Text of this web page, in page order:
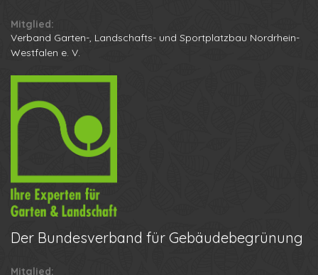
Mitglied:
Verband Garten-, Landschafts- und Sportplatzbau Nordrhein-
Westfalen e. V.
Der Bundesverband für Gebäudebegrünung
Mitglied: